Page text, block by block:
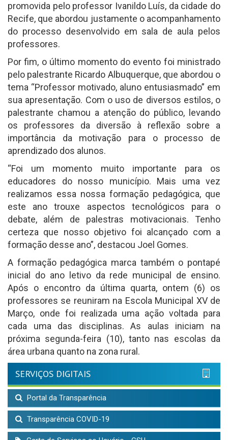
promovida pelo professor Ivanildo Luís, da cidade do
Recife, que abordou justamente o acompanhamento
do processo desenvolvido em sala de aula pelos
professores.
Por fim, o último momento do evento foi ministrado
pelo palestrante Ricardo Albuquerque, que abordou o
tema “Professor motivado, aluno entusiasmado” em
sua apresentação. Com o uso de diversos estilos, o
palestrante chamou a atenção do público, levando
os professores da diversão à reflexão sobre a
importância da motivação para o processo de
aprendizado dos alunos.
“Foi um momento muito importante para os
educadores do nosso município. Mais uma vez
realizamos essa nossa formação pedagógica, que
este ano trouxe aspectos tecnológicos para o
debate, além de palestras motivacionais. Tenho
certeza que nosso objetivo foi alcançado com a
formação desse ano”, destacou Joel Gomes.
A formação pedagógica marca também o pontapé
inicial do ano letivo da rede municipal de ensino.
Após o encontro da última quarta, ontem (6) os
professores se reuniram na Escola Municipal XV de
Março, onde foi realizada uma ação voltada para
cada uma das disciplinas. As aulas iniciam na
próxima segunda-feira (10), tanto nas escolas da
área urbana quanto na zona rural.
SERVIÇOS DIGITAIS
Portal da Transparência
Transparência COVID-19